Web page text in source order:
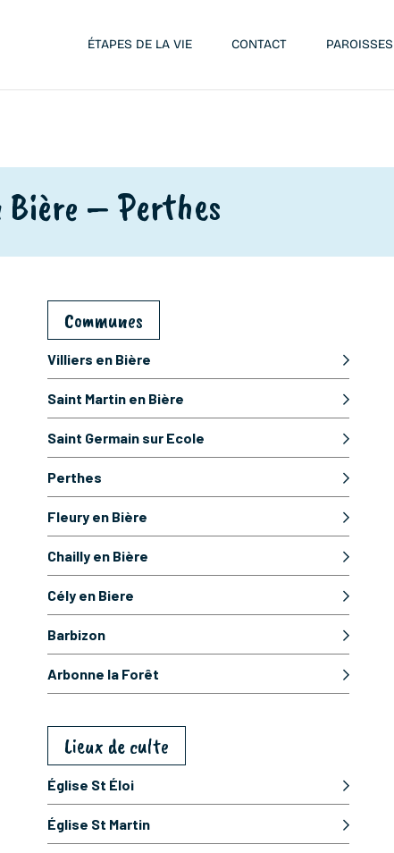
ÉTAPES DE LA VIE CONTACT PAROISSES
Bière – Perthes
Communes
Villiers en Bière
Saint Martin en Bière
Saint Germain sur Ecole
Perthes
Fleury en Bière
Chailly en Bière
Cély en Biere
Barbizon
Arbonne la Forêt
Lieux de culte
Église St Éloi
Église St Martin